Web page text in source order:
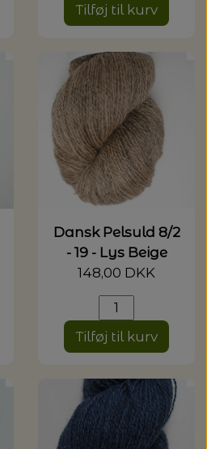
Tilføj til kurv
Dansk Pelsuld 8/2
- 19 - Lys Beige
148,00 DKK
Tilføj til kurv